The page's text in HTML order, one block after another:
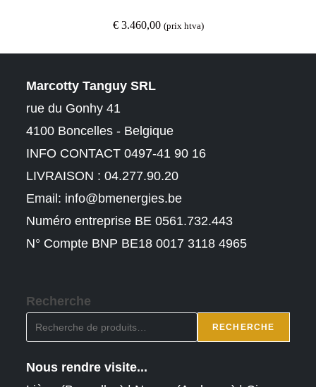
€3.460,00 (prix htva)
Marcotty Tanguy SRL
rue du Gonhy 41
4100 Boncelles - Belgique
INFO CONTACT 0497-41 90 16
LIVRAISON : 04.277.90.20
Email: info@bmenergies.be
Numéro entreprise BE 0561.732.443
N° Compte BNP BE18 0017 3118 4965
Recherche
RECHERCHE
Nous rendre visite...